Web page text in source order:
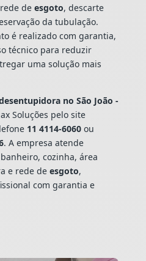
de esgoto, descarte
da tubulação.
é realizado com garantia,
técnico para reduzir
uma solução mais
no São João -
Soluções pelo site
11 4114-6060ou
. A empresa atende
cozinha, área
e rede de esgoto,
com garantia e